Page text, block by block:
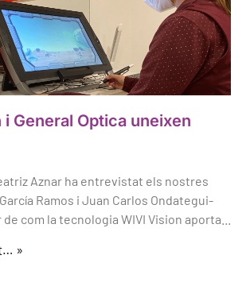
General Optica uneixen
Aznar ha entrevistat els nostres
Ramos i Juan Carlos Ondategui-
com la tecnologia WIVI Vision aporta...
»